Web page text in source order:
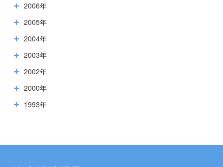
2006年
2005年
2004年
2003年
2002年
2000年
1993年